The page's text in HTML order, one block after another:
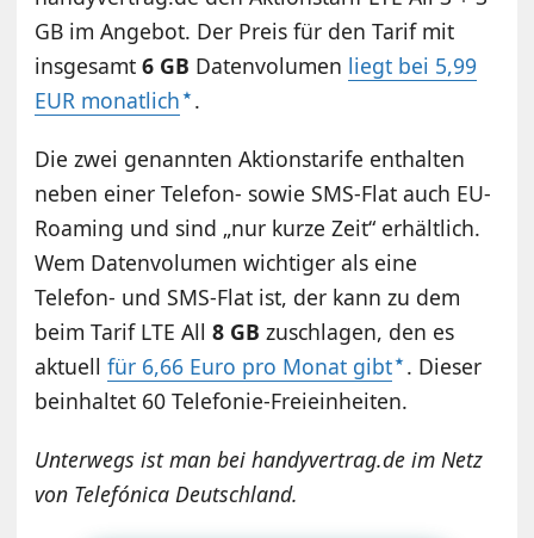
GB im Angebot. Der Preis für den Tarif mit
insgesamt6 GB Datenvolumen liegt bei 5,99
EUR monatlich .
Die zwei genannten Aktionstarife enthalten
neben einer Telefon- sowie SMS-Flat auch EU-
Roaming und sind „nur kurze Zeit“ erhältlich.
Wem Datenvolumen wichtiger als eine
Telefon- und SMS-Flat ist, der kann zu dem
beim Tarif LTE All8 GB zuschlagen, den es
aktuellfür 6,66 Euro pro Monat gibt . Dieser
beinhaltet 60 Telefonie-Freieinheiten.
Unterwegs ist man bei handyvertrag.de im Netz
von Telefónica Deutschland.